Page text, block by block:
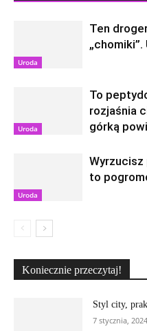
Uroda
Ten
Uroda
To
rozjaśnia
górką
Uroda
to
Koniecznie przeczytaj!
Styl city,
7 stycznia, 2024